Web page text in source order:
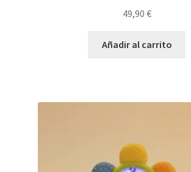
49,90 €
Añadir al carrito